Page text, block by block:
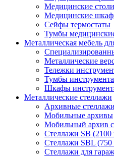
Медицинские
Медицинские
Сейфы термостаты
Тумбы
Металлическая мебель
Металлические
Тележки
Тумбы
Шкафы
Металлические стеллажи
Архивные стеллажи
Мобильные архивы
Мобильный архив
Стеллажи SB (2100
Стеллажи SBL (750
Стеллажи для